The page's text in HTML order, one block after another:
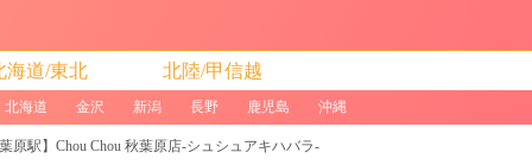
海道/東北 北陸/甲信越
北海道 金沢 新潟 長野 鹿児島 沖縄
原駅】Chou Chou 秋葉原店-シュシュアキハバラ-